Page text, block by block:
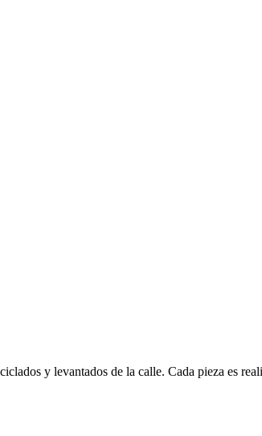
y levantados de la calle. Cada pieza es